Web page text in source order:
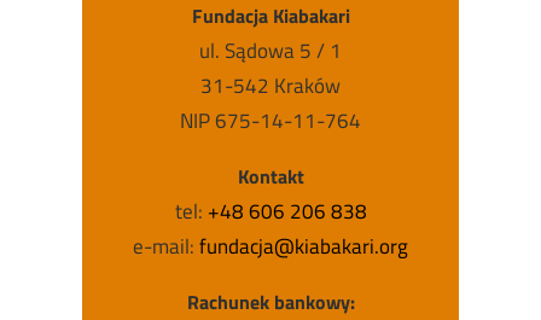
Fundacja Kiabakari
ul. Sądowa 5 / 1
31-542 Kraków
NIP 675-14-11-764
Kontakt
tel: +48 606 206 838
e-mail:fundacja@kiabakari.org
Rachunek bankowy: